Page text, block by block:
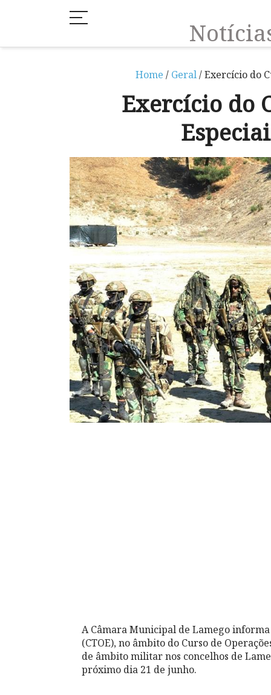
Home / Geral/ Exercício do
Exercício do
A Câmara Municipal de Lamego
(CTOE), no âmbito do Curso de
de âmbito militar nos concelhos de
próximo dia 21 de junho.